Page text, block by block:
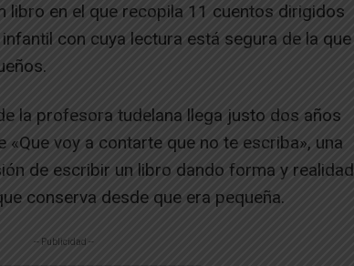
libro en el que recopila 11 cuentos dirigidos
con cuya lectura está segura de la que
la profesora tudelana llega justo dos años
voy a contarte que no te escriba», una
de escribir un libro dando forma y realidad
conserva desde que era pequeña.
-- Publicidad --